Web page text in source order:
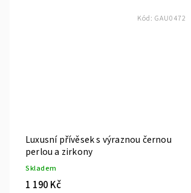
Luxusní přívěsek s výraznou černou
perlou a zirkony
Skladem
1 190 Kč
Kód: GAU0472